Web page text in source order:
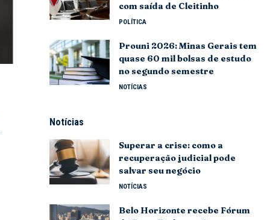
com saída de Cleitinho
POLÍTICA
Prouni 2026: Minas Gerais tem
quase 60 mil bolsas de estudo
no segundo semestre
NOTÍCIAS
Notícias
Superar a crise: como a
recuperação judicial pode
salvar seu negócio
NOTÍCIAS
Belo Horizonte recebe Fórum